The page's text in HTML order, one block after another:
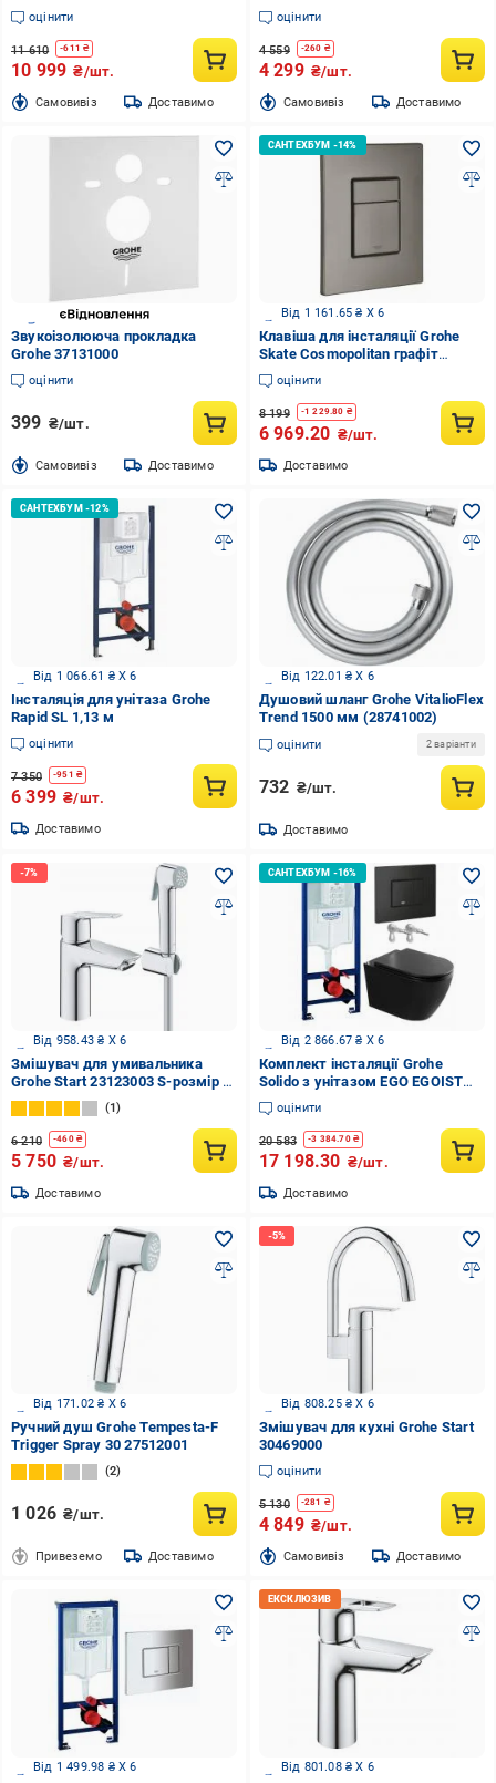
оцінити
11 610 -611 ₴
10 999 ₴/шт.
Cамовивіз Доставимо
оцінити
4 559 -260 ₴
4 299 ₴/шт.
Cамовивіз Доставимо
Звукоізолююча прокладка
Grohe 37131000
оцінити
399 ₴/шт.
Cамовивіз Доставимо
Від 1 161.65 ₴ X 6
Клавіша для інсталяції Grohe
Skate Cosmopolitan графіт
темний матовий
оцінити
8 199 -1 229.80 ₴
6 969.20 ₴/шт.
Доставимо
Від 1 066.61 ₴ X 6
Інсталяція для унітаза Grohe
Rapid SL 1,13 м
оцінити
7 350 -951 ₴
6 399 ₴/шт.
Доставимо
Від 122.01 ₴ X 6
Душовий шланг Grohe VitalioFlex
Trend 1500 мм (28741002)
оцінити 2 варіанти
732 ₴/шт.
Доставимо
Від 958.43 ₴ X 6
Змішувач для умивальника
Grohe Start 23123003 S-розмір з
гігієнічним душем
1
6 210 -460₴
5 750 ₴/шт.
Доставимо
Від 2 866.67 ₴ X 6
Комплект інсталяції Grohe
Solido з унітазом EGO EGOIST
BLACK Rimless та кнопкою Even
чорний мат
оцінити
20 583 -3 384.70₴
17 198.30 ₴/шт.
Доставимо
Від 171.02 ₴ X 6
Ручний душ Grohe Tempesta-F
Trigger Spray 30 27512001
2
1 026 ₴/шт.
Привеземо Доставимо
Від 808.25 ₴ X 6
Змішувач для кухні Grohe Start
30469000
оцінити
5 130 -281 ₴
4 849 ₴/шт.
Cамовивіз Доставимо
Від 1 499.98 ₴ X 6 Від 801.08 ₴ X 6